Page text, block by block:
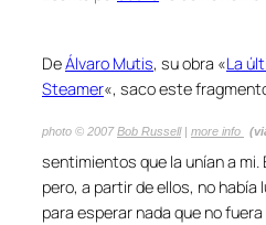
DeÁlvaro Mutis, su obra «La
Steamer«, saco este
photo © 2007Bob Russell| more info
sentimientos que la unían a
pero, a partir de ellos, no había
para esperar nada que no